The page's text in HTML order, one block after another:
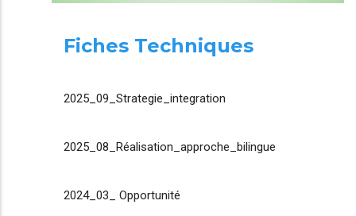
Fiches Techniques
2025_09_Strategie_integration
2025_08_Réalisation_approche_bilingue
2024_03_ Opportunité